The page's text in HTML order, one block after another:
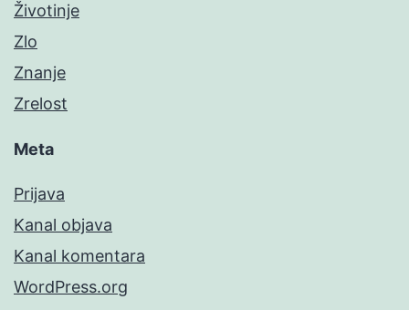
Životinje
Zlo
Znanje
Zrelost
Meta
Prijava
Kanal objava
Kanal komentara
WordPress.org